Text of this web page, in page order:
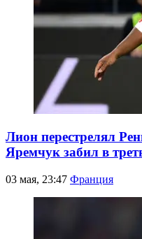
Лион перестрелял
Яремчук забил в
03 мая, 23:47 Франция